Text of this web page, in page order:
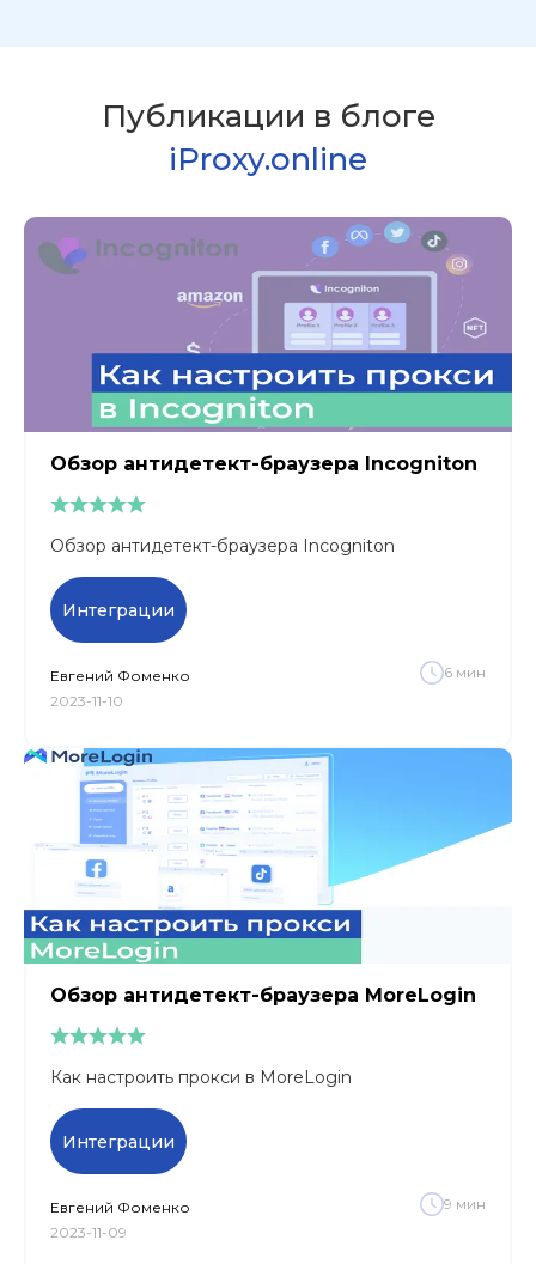
Публикации в блоге
iProxy.online
Обзор антидетект-браузера Incogniton
Обзор антидетект-браузера Incogniton
Интеграции
Евгений Фоменко
2023-11-10
6 мин
Обзор антидетект-браузера MoreLogin
Как настроить прокси в MoreLogin
Интеграции
Евгений Фоменко
2023-11-09
9 мин